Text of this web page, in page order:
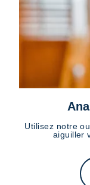
Utilisez notre
aiguiller